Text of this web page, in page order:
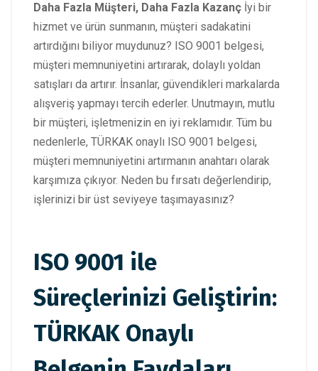
Daha Fazla Müşteri, Daha Fazla Kazanç İyi bir
hizmet ve ürün sunmanın, müşteri sadakatini
artırdığını biliyor muydunuz? ISO 9001 belgesi,
müşteri memnuniyetini artırarak, dolaylı yoldan
satışları da artırır. İnsanlar, güvendikleri markalarda
alışveriş yapmayı tercih ederler. Unutmayın, mutlu
bir müşteri, işletmenizin en iyi reklamıdır. Tüm bu
nedenlerle, TÜRKAK onaylı ISO 9001 belgesi,
müşteri memnuniyetini artırmanın anahtarı olarak
karşımıza çıkıyor. Neden bu fırsatı değerlendirip,
işlerinizi bir üst seviyeye taşımayasınız?
ISO 9001 ile
Süreçlerinizi Geliştirin:
TÜRKAK Onaylı